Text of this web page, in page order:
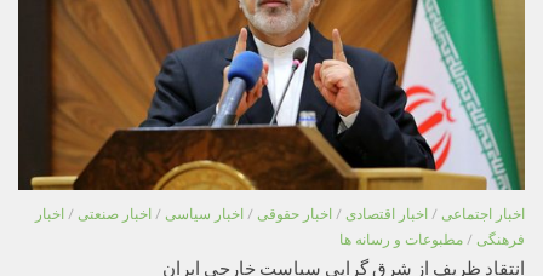
اخبار اجتماعی / اخبار اقتصادی / اخبار حقوقی / اخبار سیاسی / اخبار صنعتی / اخبار
فرهنگی / مطبوعات و رسانه ها
انتقاد ظریف از شرق گرایی سیاست خارجی ایران